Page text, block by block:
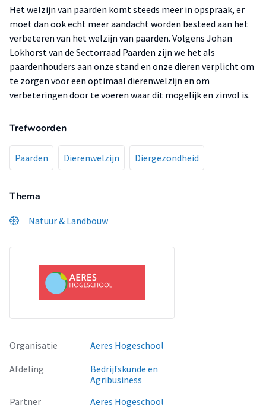
Het welzijn van paarden komt steeds meer in opspraak, er
moet dan ook echt meer aandacht worden besteed aan het
verbeteren van het welzijn van paarden. Volgens Johan
Lokhorst van de Sectorraad Paarden zijn we het als
paardenhouders aan onze stand en onze dieren verplicht om
te zorgen voor een optimaal dierenwelzijn en om
verbeteringen door te voeren waar dit mogelijk en zinvol is.
Trefwoorden
Paarden Dierenwelzijn Diergezondheid
Thema
Natuur & Landbouw
Organisatie
Aeres Hogeschool
Afdeling
Bedrijfskunde en
Agribusiness
Partner
Aeres Hogeschool